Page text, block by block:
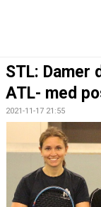
PRIVATLEKTIONER
BOKA BANA
KALLELSE ÅRSMÖTE
OM KLUBBEN
STL: Damer
ATL- med
2021-11-17 21:55